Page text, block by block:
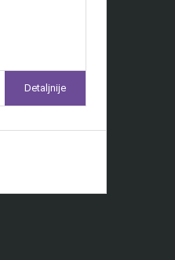
Detaljnije